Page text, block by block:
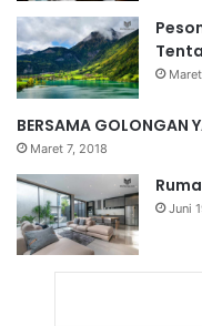
BERSAMA GOLONGAN
Maret 7, 2018
Juni